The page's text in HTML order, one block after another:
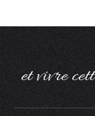
et vivre